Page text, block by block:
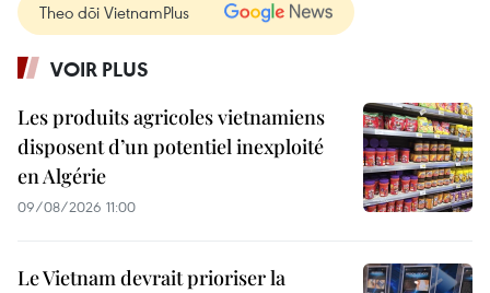
Theo dõi VietnamPlus
VOIR PLUS
Les produits agricoles vietnamiens
disposent d’un potentiel inexploité
en Algérie
09/08/2026 11:00
Le Vietnam devrait prioriser la